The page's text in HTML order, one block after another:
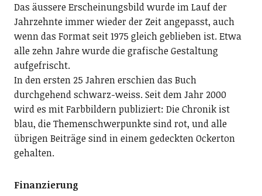
Das äussere Erscheinungsbild wurde im Lauf der
Jahrzehnte immer wieder der Zeit angepasst, auch
wenn das Format seit 1975 gleich geblieben ist. Etwa
alle zehn Jahre wurde die grafische Gestaltung
aufgefrischt.
In den ersten 25 Jahren erschien das Buch
durchgehend schwarz-weiss. Seit dem Jahr 2000
wird es mit Farbbildern publiziert: Die Chronik ist
blau, die Themenschwerpunkte sind rot, und alle
übrigen Beiträge sind in einem gedeckten Ockerton
gehalten.
Finanzierung